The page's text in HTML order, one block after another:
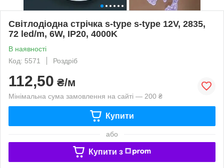
Світлодіодна стрічка s-type s-type 12V, 2835,
72 led/m, 6W, IP20, 4000K
В наявності
Код: 5571
Роздріб
112,50 ₴/м
Мінімальна сума замовлення на сайті — 200 ₴
Купити
або
Купити з